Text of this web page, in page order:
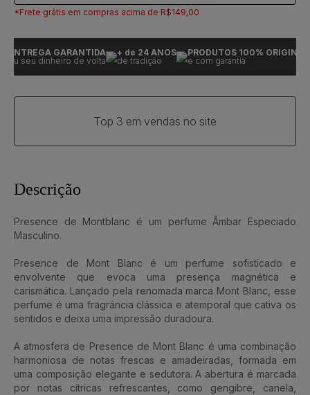
*Frete grátis em compras acima de R$149,00
ENTREGA GARANTIDA
ou seu dinheiro de volta
+ de 24 ANOS
de tradição
PRODUTOS 100% ORIGINAIS
e com garantia
Top 3 em vendas no site
Descrição
Presence de Montblanc é um perfume Âmbar Especiado
Masculino.
Presence de Mont Blanc é um perfume sofisticado e
envolvente que evoca uma presença magnética e
carismática. Lançado pela renomada marca Mont Blanc, esse
perfume é uma fragrância clássica e atemporal que cativa os
sentidos e deixa uma impressão duradoura.
A atmosfera de Presence de Mont Blanc é uma combinação
harmoniosa de notas frescas e amadeiradas, formada em
uma composição elegante e sedutora. A abertura é marcada
por notas cítricas refrescantes, como gengibre, canela,